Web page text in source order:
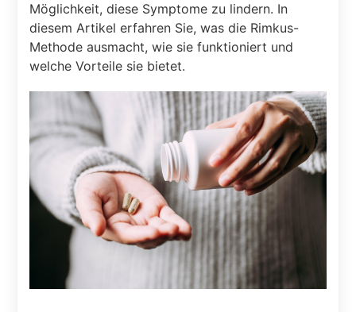
Möglichkeit, diese Symptome zu lindern. In
diesem Artikel erfahren Sie, was die Rimkus-
Methode ausmacht, wie sie funktioniert und
welche Vorteile sie bietet.